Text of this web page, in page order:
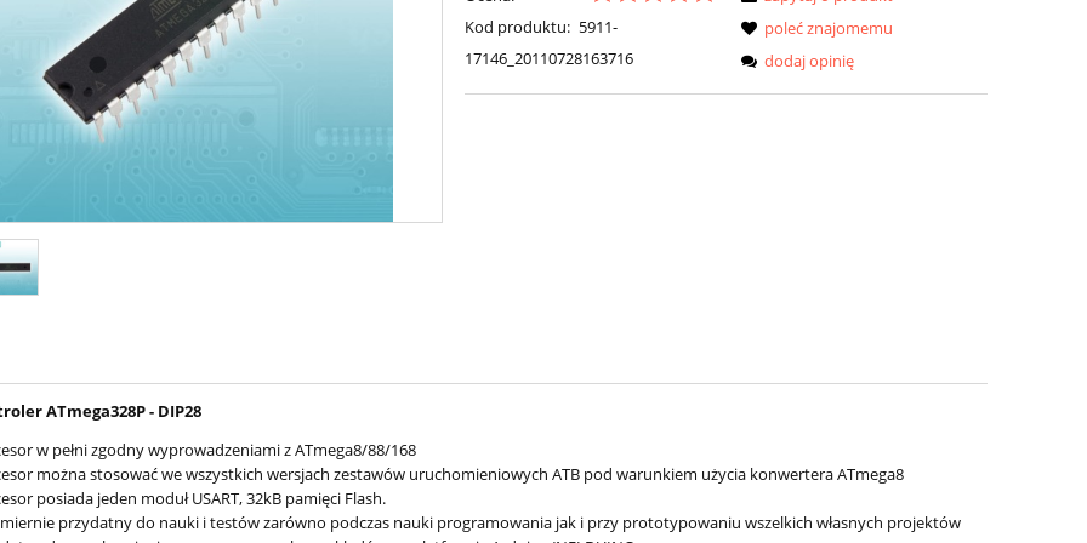
Kod produktu: 5911-
17146_20110728163716
poleć znajomemu
dodaj opinię
ATmega328P - DIP28
w pełni zgodny wyprowadzeniami z ATmega8/88/168
można stosować we wszystkich wersjach zestawów uruchomieniowych ATB pod warunkiem użycia konwertera ATmega8
posiada jeden moduł USART, 32kB pamięci Flash.
przydatny do nauki i testów zarówno podczas nauki programowania jak i przy prototypowaniu wszelkich własnych projektów